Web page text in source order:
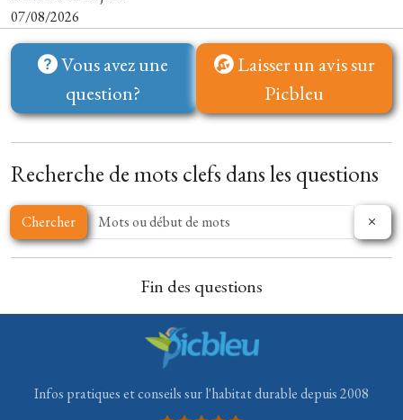
07/08/2026
Vous avez une
question?
Laisser un avis sur
Picbleu
Recherche de mots clefs dans les questions
Chercher
Fin des questions
Infos pratiques et conseils sur l'habitat durable depuis 2008